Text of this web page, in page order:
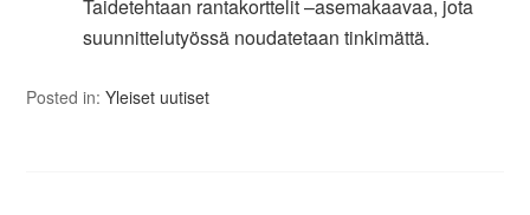
Taidetehtaan rantakorttelit–asemakaavaa, jota
suunnittelutyössä noudatetaan tinkimättä.
Posted in:Yleiset uutiset